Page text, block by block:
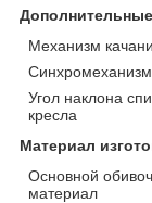
Механизм
Синхромеханизм
Угол наклона
кресла
Материал
Основной
материал